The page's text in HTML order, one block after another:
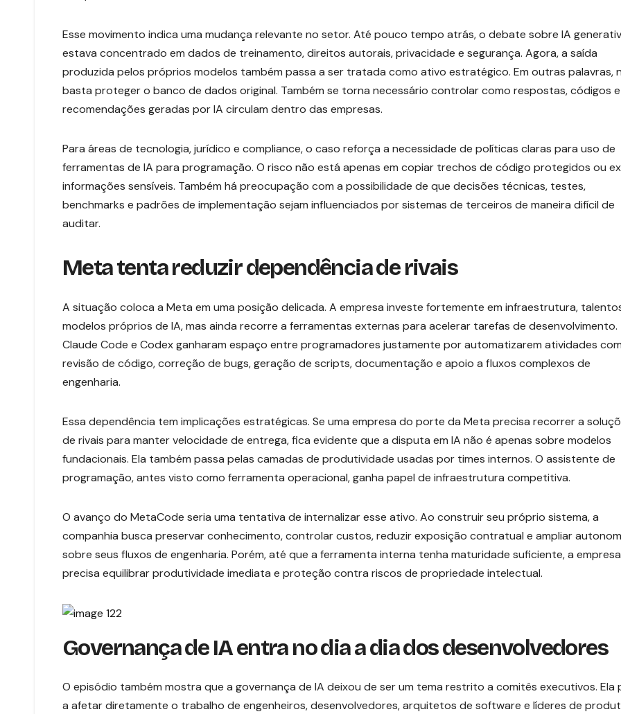
Esse movimento indica uma mudança relevante no setor. Até pouco tempo atrás, o debate sobre IA
estava concentrado em dados de treinamento, direitos autorais, privacidade e segurança. Agora, a saída
produzida pelos próprios modelos também passa a ser tratada como ativo estratégico. Em outras palavras,
basta proteger o banco de dados original. Também se torna necessário controlar como respostas, códigos e
recomendações geradas por IA circulam dentro das empresas.
Para áreas de tecnologia, jurídico e compliance, o caso reforça a necessidade de políticas claras para uso de
ferramentas de IA para programação. O risco não está apenas em copiar trechos de código protegidos ou
informações sensíveis. Também há preocupação com a possibilidade de que decisões técnicas, testes,
benchmarks e padrões de implementação sejam influenciados por sistemas de terceiros de maneira difícil de
auditar.
Meta tenta reduzir dependência de rivais
A situação coloca a Meta em uma posição delicada. A empresa investe fortemente em infraestrutura,
modelos próprios de IA, mas ainda recorre a ferramentas externas para acelerar tarefas de desenvolvimento.
Claude Code e Codex ganharam espaço entre programadores justamente por automatizarem atividades
revisão de código, correção de bugs, geração de scripts, documentação e apoio a fluxos complexos de
engenharia.
Essa dependência tem implicações estratégicas. Se uma empresa do porte da Meta precisa recorrer a
de rivais para manter velocidade de entrega, fica evidente que a disputa em IA não é apenas sobre modelos
fundacionais. Ela também passa pelas camadas de produtividade usadas por times internos. O assistente de
programação, antes visto como ferramenta operacional, ganha papel de infraestrutura competitiva.
O avanço do MetaCode seria uma tentativa de internalizar esse ativo. Ao construir seu próprio sistema, a
companhia busca preservar conhecimento, controlar custos, reduzir exposição contratual e ampliar
sobre seus fluxos de engenharia. Porém, até que a ferramenta interna tenha maturidade suficiente, a empresa
precisa equilibrar produtividade imediata e proteção contra riscos de propriedade intelectual.
Governança de IA entra no dia a dia dos desenvolvedores
O episódio também mostra que a governança de IA deixou de ser um tema restrito a comitês executivos. Ela
a afetar diretamente o trabalho de engenheiros, desenvolvedores, arquitetos de software e líderes de